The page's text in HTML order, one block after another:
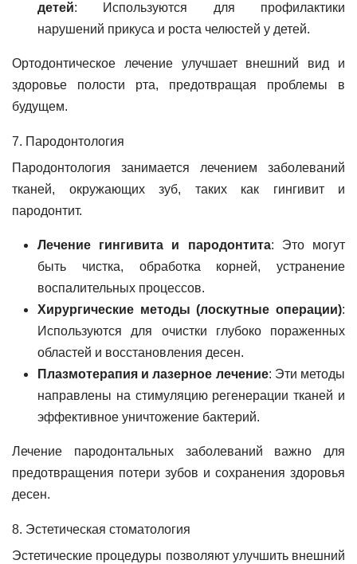
детей: Используются для профилактики
нарушений прикуса и роста челюстей у детей.
Ортодонтическое лечение улучшает внешний вид и
здоровье полости рта, предотвращая проблемы в
будущем.
7. Пародонтология
Пародонтология занимается лечением заболеваний
тканей, окружающих зуб, таких как гингивит и
пародонтит.
Лечение гингивита и пародонтита: Это могут
быть чистка, обработка корней, устранение
воспалительных процессов.
Хирургические методы (лоскутные операции):
Используются для очистки глубоко пораженных
областей и восстановления десен.
Плазмотерапия и лазерное лечение: Эти методы
направлены на стимуляцию регенерации тканей и
эффективное уничтожение бактерий.
Лечение пародонтальных заболеваний важно для
предотвращения потери зубов и сохранения здоровья
десен.
8. Эстетическая стоматология
Эстетические процедуры позволяют улучшить внешний